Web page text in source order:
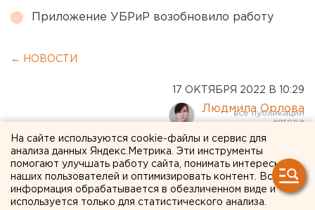
Приложение УБРиР возобновило работу
← НОВОСТИ
17 ОКТЯБРЯ 2022 В 10:29
Людмила Орлова
Широкие тротуары и
велодорожки: в
историческом центре
На сайте используются cookie-файлы и сервис для
анализа данных Яндекс.Метрика. Эти инструменты
помогают улучшать работу сайта, понимать интересы
наших пользователей и оптимизировать контент. Вся
информация обрабатывается в обезличенном виде и
используется только для статистического анализа.